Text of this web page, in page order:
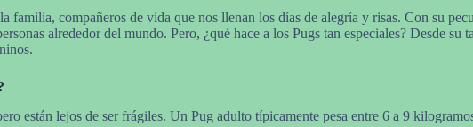
familia, compañeros de vida que nos llenan los días de alegría y risas. Con su
alrededor del mundo. Pero, ¿qué hace a los Pugs tan especiales? Desde
están lejos de ser frágiles. Un Pug adulto típicamente pesa entre 6 a 9